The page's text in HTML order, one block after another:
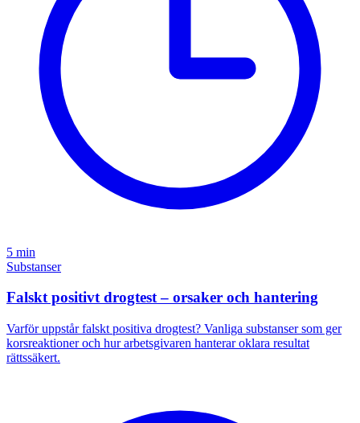
5 min
Substanser
Falskt positivt drogtest – orsaker och hantering
Varför uppstår falskt positiva drogtest? Vanliga substanser som ger
korsreaktioner och hur arbetsgivaren hanterar oklara resultat
rättssäkert.